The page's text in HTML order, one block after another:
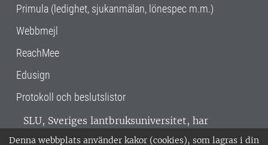
Denna webbplats använder kakor (cookies), som lagras i din
Primula (ledighet, sjukanmälan, lönespec m.m.)
Webbmejl
ReachMee
Edusign
Protokoll och beslutslistor
SLU, Sveriges lantbruksuniversitet, har
verksamhet över hela Sverige. Huvudorter är